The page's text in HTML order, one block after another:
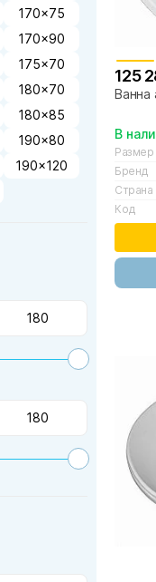
170x75
170x90
175x70
180x70
180x85
190x80
190x120
125
Ванна
В
Размер
Бренд
Страна
Код